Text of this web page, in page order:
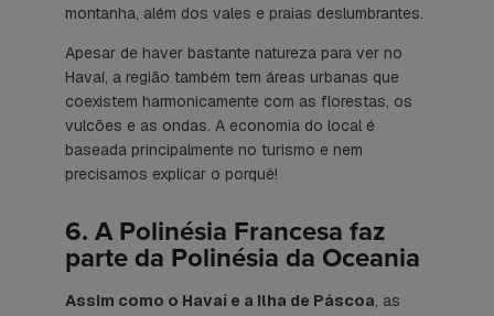
montanha, além dos vales e praias deslumbrantes.
Apesar de haver bastante natureza para ver no
Havaí, a região também tem áreas urbanas que
coexistem harmonicamente com as florestas, os
vulcões e as ondas. A economia do local é
baseada principalmente no turismo e nem
precisamos explicar o porquê!
6. A Polinésia Francesa faz
parte da Polinésia da Oceania
Assim como o Havaí e a Ilha de Páscoa, as